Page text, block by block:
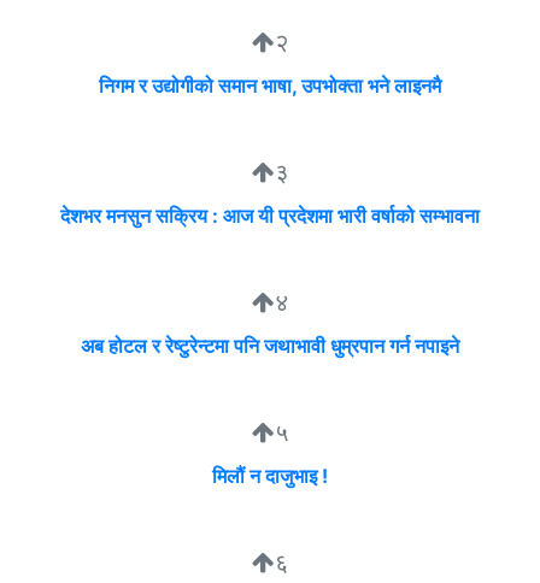
२
निगम र उद्योगीको समान भाषा, उपभोक्ता भने लाइनमै
३
देशभर मनसुन सक्रिय : आज यी प्रदेशमा भारी वर्षाको सम्भावना
४
अब होटल र रेष्टुरेन्टमा पनि जथाभावी धुम्रपान गर्न नपाइने
५
मिलौं न दाजुभाइ !
६